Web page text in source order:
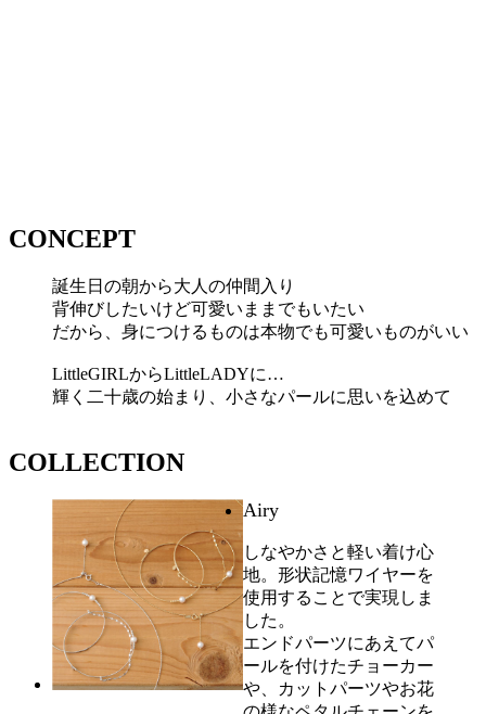
CONCEPT
誕生日の朝から大人の仲間入り
背伸びしたいけど可愛いままでもいたい
だから、身につけるものは本物でも可愛いものがいい
LittleGIRLからLittleLADYに…
輝く二十歳の始まり、小さなパールに思いを込めて
COLLECTION
Airy
しなやかさと軽い着け心
地。形状記憶ワイヤーを
使用することで実現しま
した。
エンドパーツにあえてパ
ールを付けたチョーカー
や、カットパーツやお花